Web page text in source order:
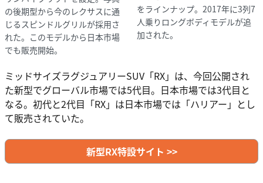
の後期型から今のレクサスに通
じるスピンドルグリルが採用さ
れた。このモデルから日本市場
でも販売開始。
をラインナップ。2017年に3列7
人乗りロングボディモデルが追
加された。
ミッドサイズラグジュアリーSUV「RX」は、今回公開され
た新型でグローバル市場では5代目。日本市場では3代目と
なる。初代と2代目「RX」は日本市場では「ハリアー」とし
て販売されていた。
新型RX特設サイト >>